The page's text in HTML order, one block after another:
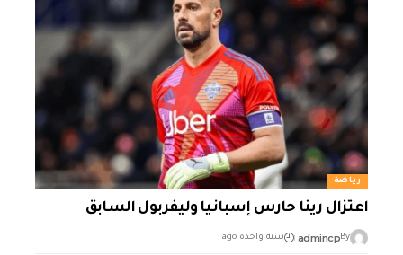
رياضة
اعتزال رينا حارس إسبانيا وليفربول السابق
By
admincp سنة واحدة ago